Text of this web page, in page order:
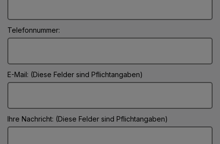
Telefonnummer:
E-Mail: (Diese Felder sind Pflichtangaben)
Ihre Nachricht: (Diese Felder sind Pflichtangaben)